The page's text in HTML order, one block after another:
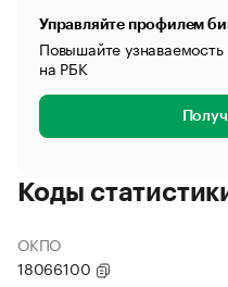
Управляйте профилем
Повышайте
на РБК
Коды
ОКПО
18066100